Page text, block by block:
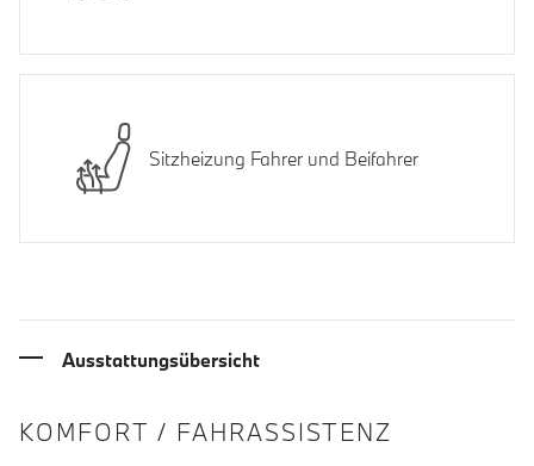
Sitzheizung Fahrer und Beifahrer
Ausstattungsübersicht
INFORMATIONEN ÜBER DIE
KOMFORT / FAHRASSISTENZ